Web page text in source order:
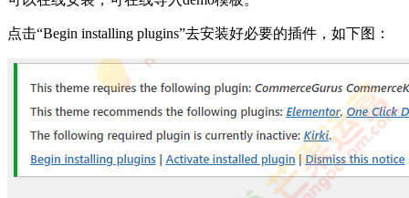
点击“Begin installing plugins”去安装好必要的插件，如下图：